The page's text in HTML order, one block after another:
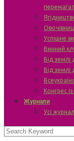
Успішне
Винний
Від землі
Від землі
Конгрес
Журнали
Усі